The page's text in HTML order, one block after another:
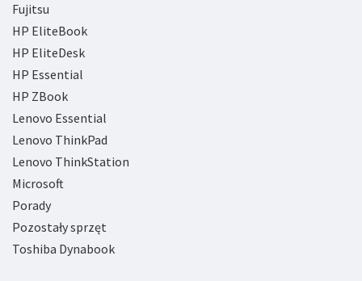
Fujitsu
HP EliteBook
HP EliteDesk
HP Essential
HP ZBook
Lenovo Essential
Lenovo ThinkPad
Lenovo ThinkStation
Microsoft
Porady
Pozostały sprzęt
Toshiba Dynabook